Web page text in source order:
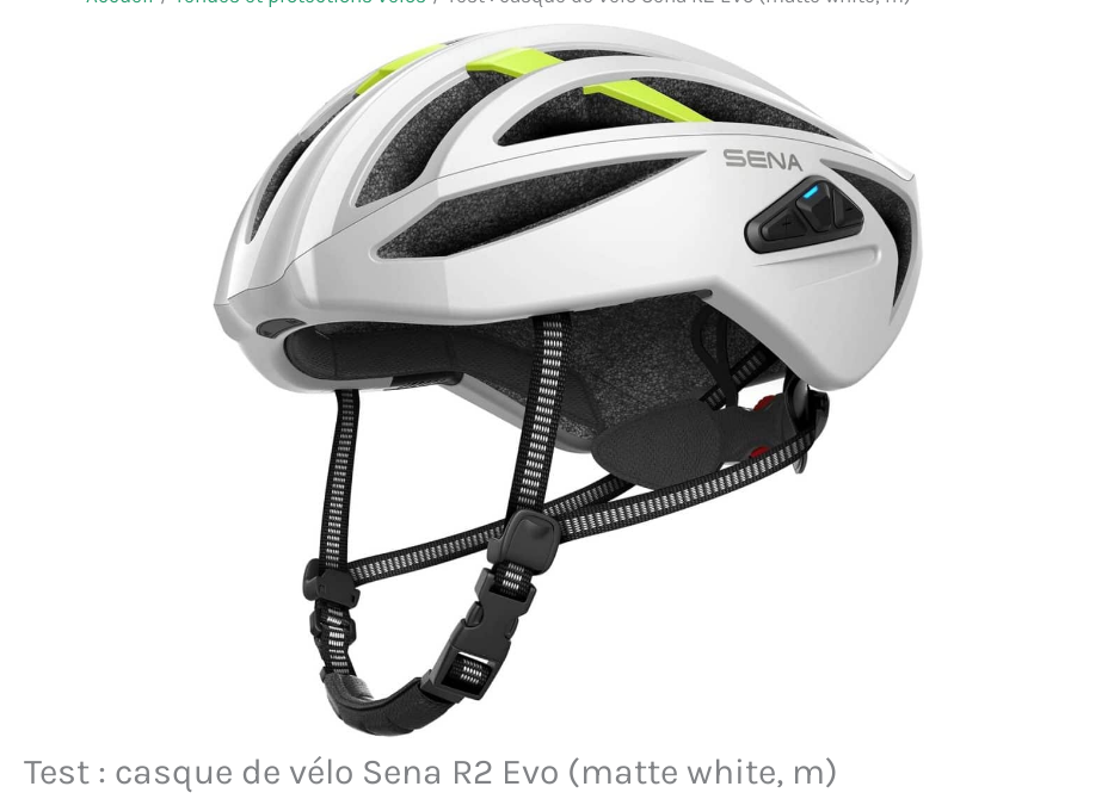
Test : casque de vélo Sena R2 Evo (matte white, m)